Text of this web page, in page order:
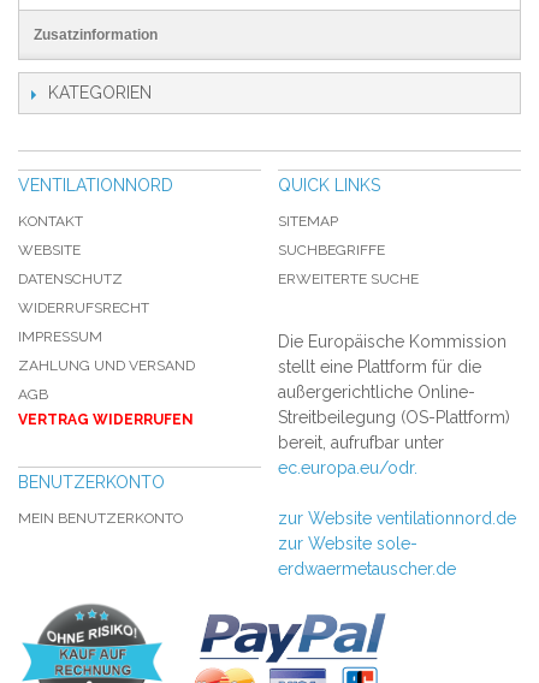
Zusatzinformation
KATEGORIEN
VENTILATIONNORD
KONTAKT
WEBSITE
DATENSCHUTZ
WIDERRUFSRECHT
IMPRESSUM
ZAHLUNG UND VERSAND
AGB
VERTRAG WIDERRUFEN
QUICK LINKS
SITEMAP
SUCHBEGRIFFE
ERWEITERTE SUCHE
BENUTZERKONTO
MEIN BENUTZERKONTO
Die Europäische Kommission
stellt eine Plattform für die
außergerichtliche Online-
Streitbeilegung (OS-Plattform)
bereit, aufrufbar unter
ec.europa.eu/odr.
zur Website ventilationnord.de
zur Website sole-
erdwaermetauscher.de